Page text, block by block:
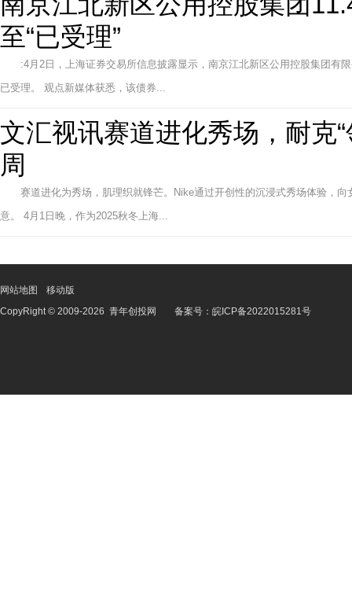
至“已受理”
:4月2日，上海证券交易所信息披露显示，南京江北新区公用控股集团有
已受理。 观点新媒体获悉，该债券...
文汇视讯赛道进化秀场，耐克
周
赛道进化为秀场，肌理织就锋芒。Nike通过开创性的沉浸式秀场体验，
意。 4月1日晚，作为2025秋冬上海...
网站地图
移动版
CopyRight © 2009-2026 青年创投网 备案号： 皖ICP备2022015281号